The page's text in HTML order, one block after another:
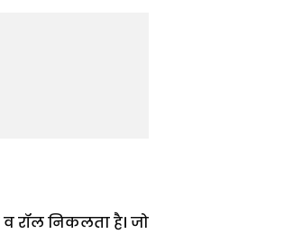
रॉल निकलता है। जो